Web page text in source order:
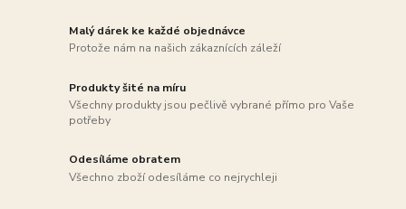
Malý dárek ke každé objednávce
Protože nám na našich zákaznících záleží
Produkty šité na míru
Všechny produkty jsou pečlivě vybrané přímo pro Vaše
potřeby
Odesíláme obratem
Všechno zboží odesíláme co nejrychleji